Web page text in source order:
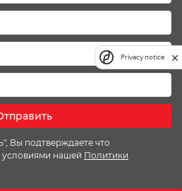
Вы подтверждаете что
условиями нашей Политики
Privacy notice